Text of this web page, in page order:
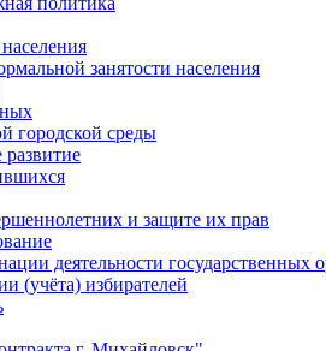
занятости населения
городской среды
и защите их прав
деятельности
(учёта) избирателей